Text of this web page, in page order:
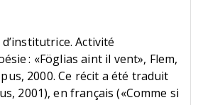
Activité
: «Föglias aint il vent», Flem,
2000. Ce récit a été traduit
2001), en français («Comme si